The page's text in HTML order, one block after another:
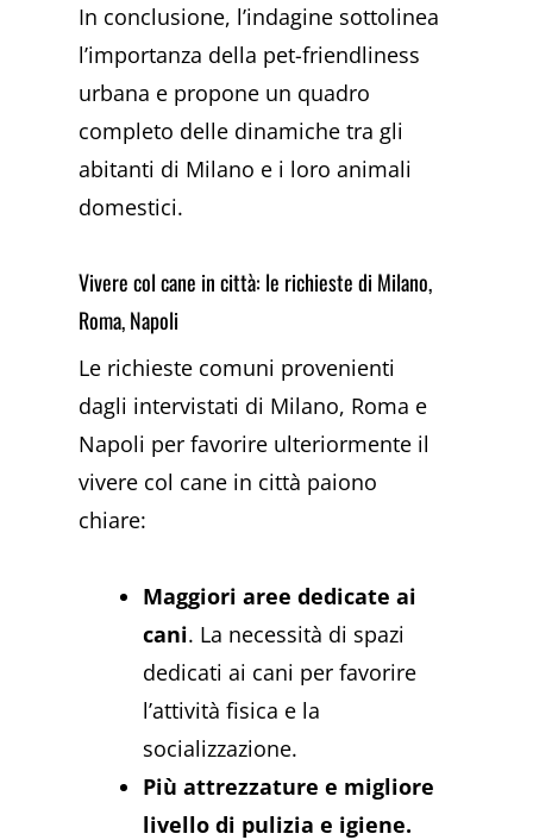
In conclusione, l’indagine sottolinea
l’importanza della pet-friendliness
urbana e propone un quadro
completo delle dinamiche tra gli
abitanti di Milano e i loro animali
domestici.
Vivere col cane in città: le richieste di Milano,
Roma, Napoli
Le richieste comuni provenienti
dagli intervistati di Milano, Roma e
Napoli per favorire ulteriormente il
vivere col cane in città paiono
chiare:
Maggiori aree dedicate ai
cani. La necessità di spazi
dedicati ai cani per favorire
l’attività fisica e la
socializzazione.
Più attrezzature e migliore
livello di pulizia e igiene.